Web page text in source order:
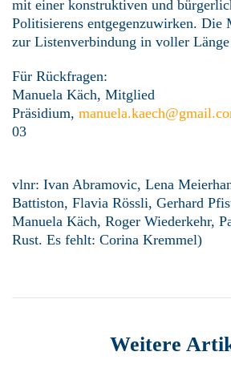
mit einer konstruktiven und
Politisierens entgegenzuwirken. Die
zur Listenverbindung in voller
Für Rückfragen:
Manuela Käch, Mitglied
Präsidium,
03
vlnr: Ivan Abramovic, Lena
Battiston, Flavia Rössli, Gerhard
Manuela Käch, Roger Wiederkehr,
Rust. Es fehlt: Corina Kremmel)
Weitere